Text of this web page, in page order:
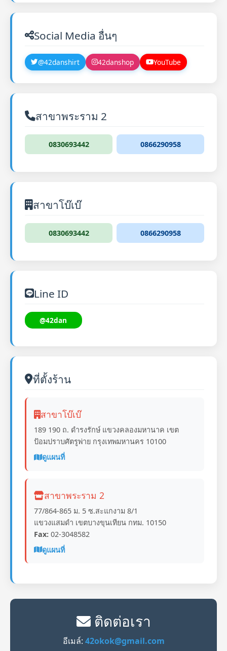
Social Media อื่นๆ
@42danshirt 42danshop YouTube
สาขาพระราม 2
0830693442 0866290958
สาขาโบ๊เบ๊
0830693442 0866290958
Line ID
@42dan
ที่ตั้งร้าน
สาขาโบ๊เบ๊
189 190 ถ. ดำรงรักษ์ แขวงคลองมหานาค เขต
ป้อมปราบศัตรูพ่าย กรุงเทพมหานคร 10100
ดูแผนที่
สาขาพระราม 2
77/864-865 ม. 5 ซ.สะแกงาม 8/1
แขวงแสมดำ เขตบางขุนเทียน กทม. 10150
Fax: 02-3048582
ดูแผนที่
ติดต่อเรา
อีเมล์: 42okok@gmail.com